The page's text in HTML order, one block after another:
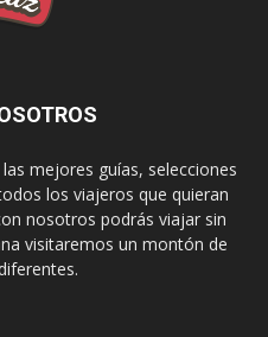
mejores guías, selecciones
los viajeros que quieran
nosotros podrás viajar sin
visitaremos un montón de